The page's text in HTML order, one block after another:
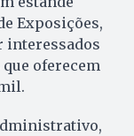
Exposições,
interessados
oferecem